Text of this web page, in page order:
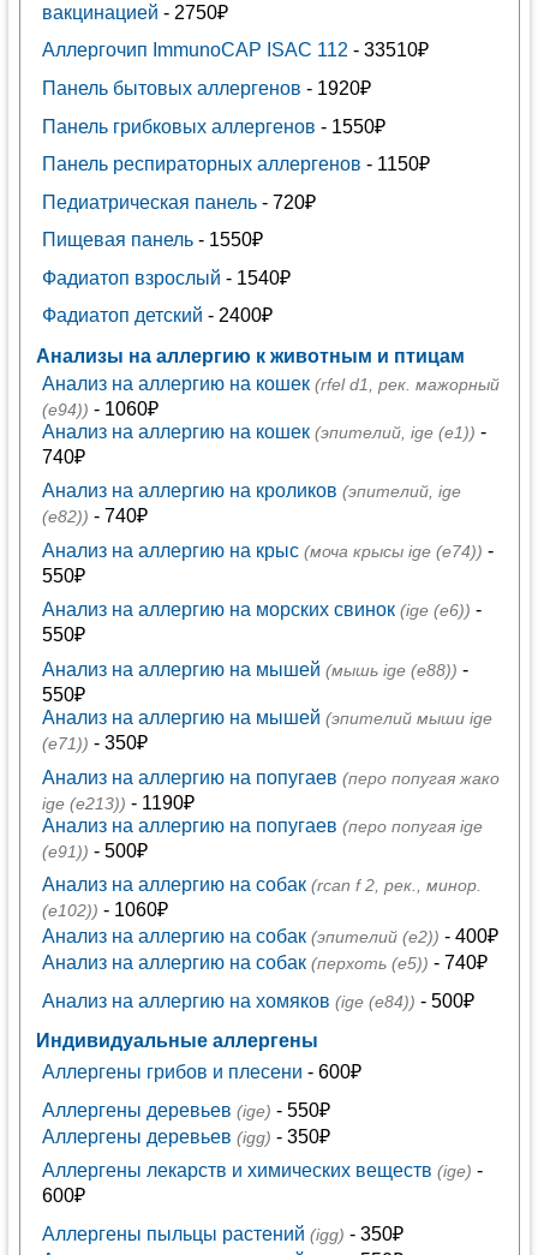
вакцинацией - 2750₽
Аллергочип ImmunoCAP ISAC 112 - 33510₽
Панель бытовых аллергенов - 1920₽
Панель грибковых аллергенов - 1550₽
Панель респираторных аллергенов - 1150₽
Педиатрическая панель- 720₽
Пищевая панель- 1550₽
Фадиатоп взрослый - 1540₽
Фадиатоп детский - 2400₽
Анализы на аллергию к животным и птицам
Анализ на аллергию на кошек (rfel d1, рек. мажорный
(е94)) - 1060₽
Анализ на аллергию на кошек (эпителий, ige (е1)) -
740₽
Анализ на аллергию на кроликов (эпителий, ige
(e82)) - 740₽
Анализ на аллергию на крыс (моча крысы ige (e74)) -
550₽
Анализ на аллергию на морских свинок (ige (e6)) -
550₽
Анализ на аллергию на мышей (мышь ige (e88)) -
550₽
Анализ на аллергию на мышей (эпителий мыши ige
(e71)) - 350₽
Анализ на аллергию на попугаев (перо попугая жако
ige (e213)) - 1190₽
Анализ на аллергию на попугаев (перо попугая ige
(e91)) - 500₽
Анализ на аллергию на собак (rcan f 2, рек., минор.
(е102)) - 1060₽
Анализ на аллергию на собак (эпителий (е2)) - 400₽
Анализ на аллергию на собак (перхоть (е5)) - 740₽
Анализ на аллергию на хомяков (ige (e84)) - 500₽
Индивидуальные аллергены
Аллергены грибов и плесени - 600₽
Аллергены деревьев (ige) - 550₽
Аллергены деревьев (igg) - 350₽
Аллергены лекарств и химических веществ (ige) -
600₽
Аллергены пыльцы растений (igg) - 350₽